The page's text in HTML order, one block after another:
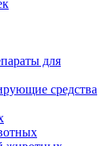
для
средства